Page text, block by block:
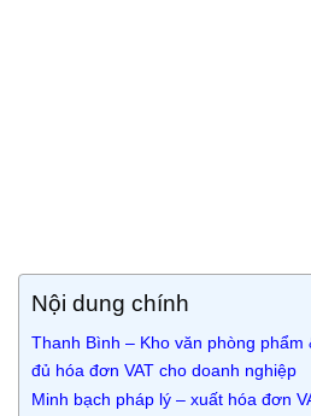
Nội dung chính
Thanh Bình – Kho văn phòng phẩm
đủ hóa đơn VAT cho doanh nghiệp
Minh bạch pháp lý – xuất hóa đơn